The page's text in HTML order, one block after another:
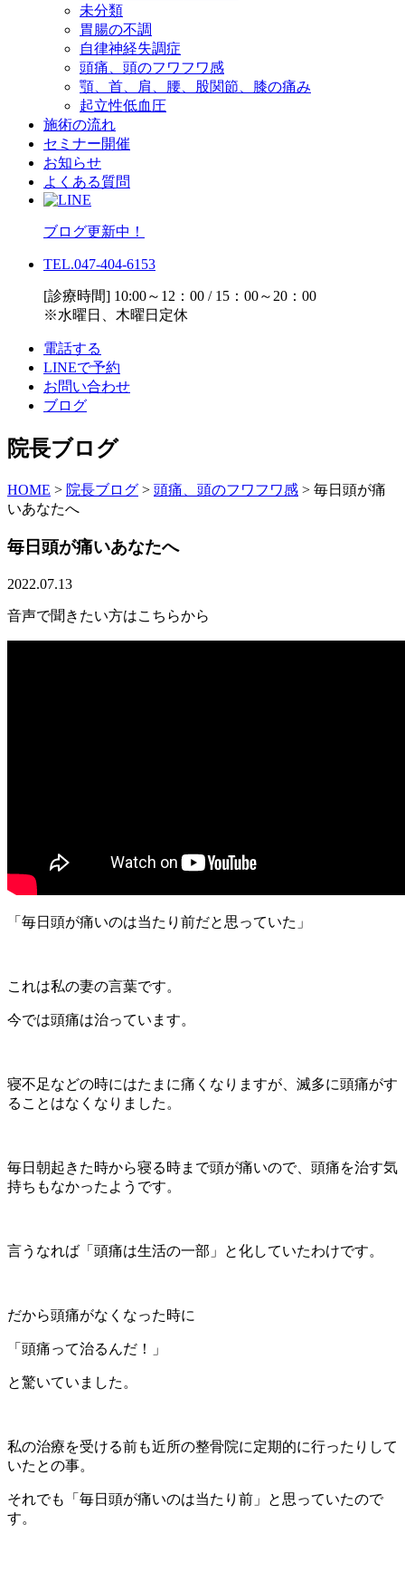
未分類
胃腸の不調
自律神経失調症
頭痛、頭のフワフワ感
顎、首、肩、腰、股関節、膝の痛み
起立性低血圧
施術の流れ
セミナー開催
お知らせ
よくある質問
ブログ更新中！
TEL.047-404-6153
[診療時間] 10:00～12：00 / 15：00～20：00
※水曜日、木曜日定休
電話する
LINEで予約
お問い合わせ
ブログ
院長ブログ
HOME > 院長ブログ > 頭痛、頭のフワフワ感 > 毎日頭が痛
いあなたへ
毎日頭が痛いあなたへ
2022.07.13
音声で聞きたい方はこちらから
「毎日頭が痛いのは当たり前だと思っていた」
これは私の妻の言葉です。
今では頭痛は治っています。
寝不足などの時にはたまに痛くなりますが、滅多に頭痛がす
ることはなくなりました。
毎日朝起きた時から寝る時まで頭が痛いので、頭痛を治す気
持ちもなかったようです。
言うなれば「頭痛は生活の一部」と化していたわけです。
だから頭痛がなくなった時に
「頭痛って治るんだ！」
と驚いていました。
私の治療を受ける前も近所の整骨院に定期的に行ったりして
いたとの事。
それでも「毎日頭が痛いのは当たり前」と思っていたので
す。